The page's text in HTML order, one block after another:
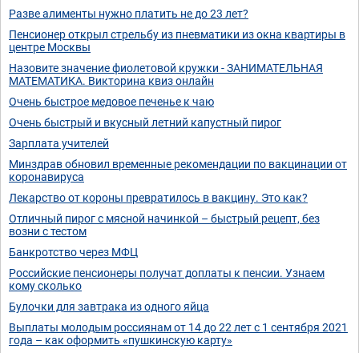
Разве алименты нужно платить не до 23 лет?
Пенсионер открыл стрельбу из пневматики из окна квартиры в
центре Москвы
Назовите значение фиолетовой кружки - ЗАНИМАТЕЛЬНАЯ
МАТЕМАТИКА. Викторина квиз онлайн
Очень быстрое медовое печенье к чаю
Очень быстрый и вкусный летний капустный пирог
Зарплата учителей
Минздрав обновил временные рекомендации по вакцинации от
коронавируса
Лекарство от короны превратилось в вакцину. Это как?
Отличный пирог с мясной начинкой – быстрый рецепт, без
возни с тестом
Банкротство через МФЦ
Российские пенсионеры получат доплаты к пенсии. Узнаем
кому сколько
Булочки для завтрака из одного яйца
Выплаты молодым россиянам от 14 до 22 лет с 1 сентября 2021
года – как оформить «пушкинскую карту»